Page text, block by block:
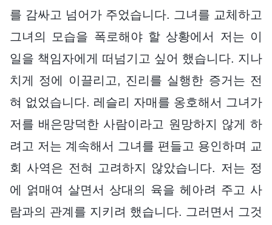
를 감싸고 넘어가 주었습니다. 그녀를 교체하고
그녀의 모습을 폭로해야 할 상황에서 저는 이
일을 책임자에게 떠넘기고 싶어 했습니다. 지나
치게 정에 이끌리고, 진리를 실행한 증거는 전
혀 없었습니다. 레슬리 자매를 옹호해서 그녀가
저를 배은망덕한 사람이라고 원망하지 않게 하
려고 저는 계속해서 그녀를 편들고 용인하며 교
회 사역은 전혀 고려하지 않았습니다. 저는 정
에 얽매여 살면서 상대의 육을 헤아려 주고 사
람과의 관계를 지키려 했습니다. 그러면서 그것